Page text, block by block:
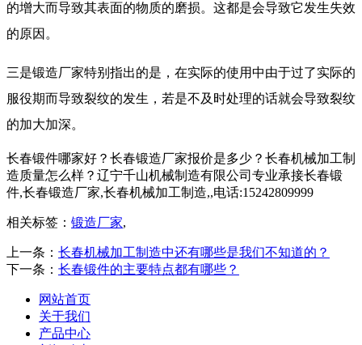
的增大而导致其表面的物质的磨损。这都是会导致它发生失效
的原因。
三是锻造厂家特别指出的是，在实际的使用中由于过了实际的
服役期而导致裂纹的发生，若是不及时处理的话就会导致裂纹
的加大加深。
长春锻件哪家好？长春锻造厂家报价是多少？长春机械加工制
造质量怎么样？辽宁千山机械制造有限公司专业承接长春锻
件,长春锻造厂家,长春机械加工制造,,电话:15242809999
相关标签： 锻造厂家,
上一条： 长春机械加工制造中还有哪些是我们不知道的？
下一条： 长春锻件的主要特点都有哪些？
网站首页
关于我们
产品中心